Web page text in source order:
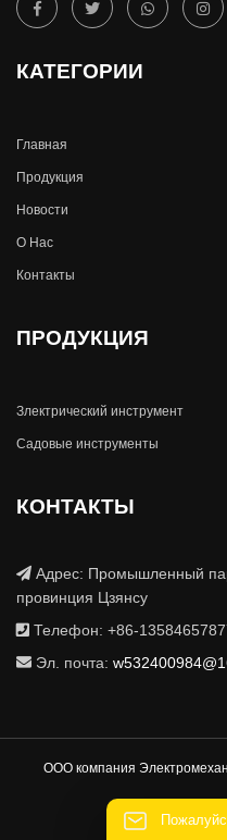
КАТЕГОРИИ
Главная
Продукция
Новости
О Hас
Контакты
ПРОДУКЦИЯ
Злектрический инструмент
Садовые инструменты
КОНТАКТЫ
Адрес: Промышленный
провинция Цзянсу
Телефон: +86-
Эл. почта:
ООО компания